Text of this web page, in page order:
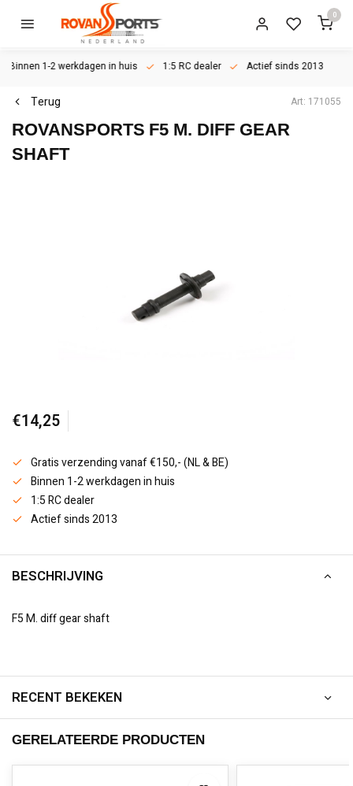
0
Binnen 1-2 werkdagen in huis 1:5 RC dealer Actief sinds 2013
Terug Art: 171055
ROVANSPORTS F5 M. DIFF GEAR
SHAFT
€14,25
Gratis verzending vanaf €150,- (NL & BE)
Binnen 1-2 werkdagen in huis
1:5 RC dealer
Actief sinds 2013
BESCHRIJVING
F5 M. diff gear shaft
RECENT BEKEKEN
GERELATEERDE PRODUCTEN